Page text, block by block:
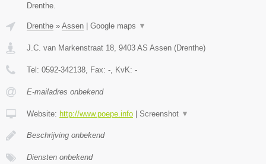
Drenthe.
Drenthe » Assen | Google maps ▼
J.C. van Markenstraat 18 9403 AS Assen (Drenthe)
Tel: 0592-342138 , Fax: - , KvK: -
E-mailadres onbekend
Website: http://www.poepe.info | Screenshot ▼
Beschrijving onbekend
Diensten onbekend